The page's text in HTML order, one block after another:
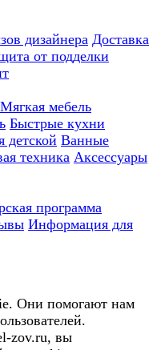
дизайнера Доставка
от подделки
Мягкая мебель
Быстрые кухни
детской Ванные
техника Аксессуары
программа
Информация для
Они помогают нам
zov.ru, вы